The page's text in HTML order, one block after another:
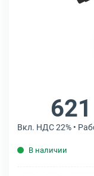
Вкл. НДС 22% •
В наличии